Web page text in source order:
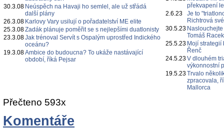
30.3.08 Neúspěch na Havaji ho semlel, ale už střádá
další plány
26.3.08 Karlovy Vary usilují o pořadatelství ME elite
25.3.08Zadák plánuje poměřit se s nejlepšími duatlonisty
23.3.08Jak trénoval Servít s Ospalým uprostřed Indického
oceánu?
19.3.08Ambice do budoucna? To ukáže nastávající
období, říká Pejsar
překvapení
2.6.23
Je to
Richtrová
30.5.23
Tomáš Racek
25.5.23 Mojí strategií
Řenč
24.5.23V dlouhém
výkonnostní
19.5.23Trvalo
zpracovala,
Mallorca
Přečteno 593x
Komentáře